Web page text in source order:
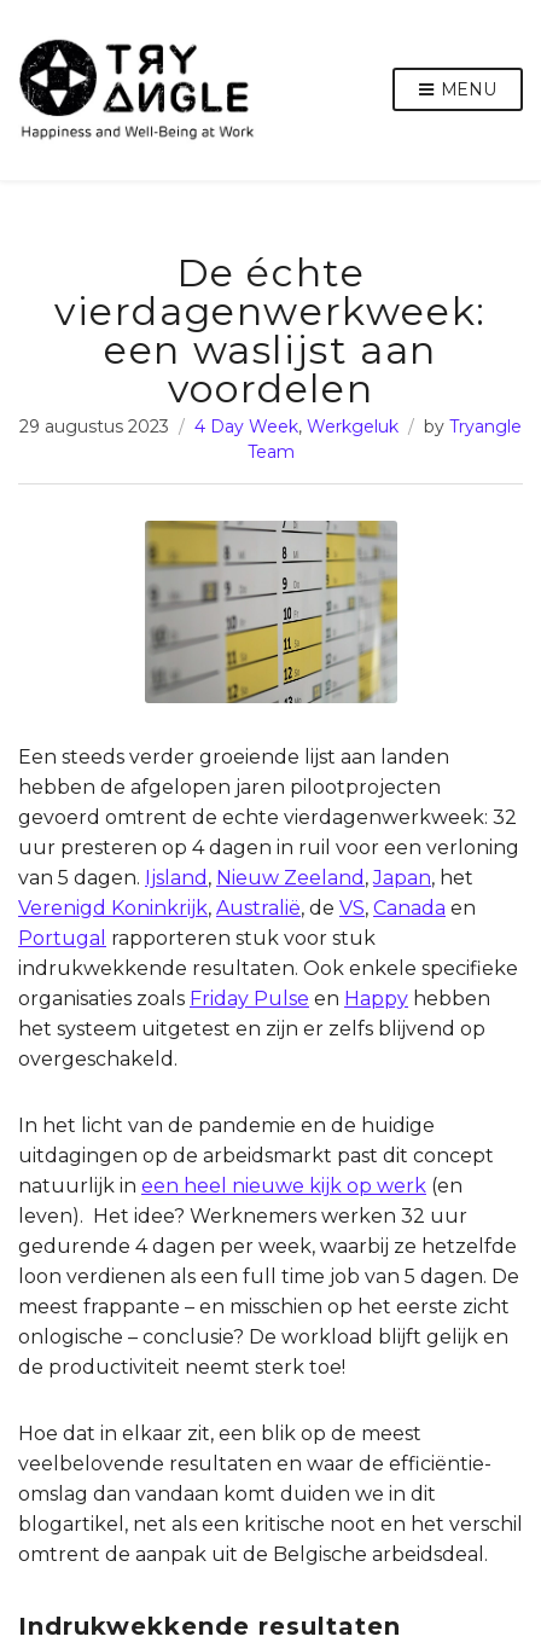
MENU
De échte
vierdagenwerkweek:
een waslijst aan
voordelen
29 augustus 2023 4 Day Week, Werkgeluk by Tryangle
Team
Een steeds verder groeiende lijst aan landen
hebben de afgelopen jaren pilootprojecten
gevoerd omtrent de echte vierdagenwerkweek: 32
uur presteren op 4 dagen in ruil voor een verloning
van 5 dagen. Ijsland , Nieuw Zeeland ,Japan, het
Verenigd Koninkrijk, Australië, de VS, Canada en
Portugal rapporteren stuk voor stuk
indrukwekkende resultaten. Ook enkele specifieke
organisaties zoals Friday Pulse en Happy hebben
het systeem uitgetest en zijn er zelfs blijvend op
overgeschakeld.
In het licht van de pandemie en de huidige
uitdagingen op de arbeidsmarkt past dit concept
natuurlijk in een heel nieuwe kijk op werk (en
leven). Het idee? Werknemers werken 32 uur
gedurende 4 dagen per week, waarbij ze hetzelfde
loon verdienen als een full time job van 5 dagen. De
meest frappante – en misschien op het eerste zicht
onlogische – conclusie? De workload blijft gelijk en
de productiviteit neemt sterk toe!
Hoe dat in elkaar zit, een blik op de meest
veelbelovende resultaten en waar de efficiëntie-
omslag dan vandaan komt duiden we in dit
blogartikel, net als een kritische noot en het verschil
omtrent de aanpak uit de Belgische arbeidsdeal.
Indrukwekkende resultaten